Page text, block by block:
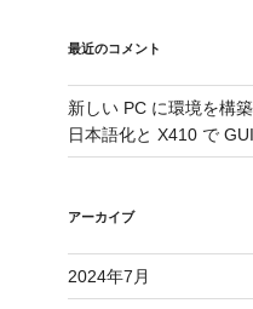
最近のコメント
新しい PC に環境を構
日本語化と X410 で
アーカイブ
2024年7月